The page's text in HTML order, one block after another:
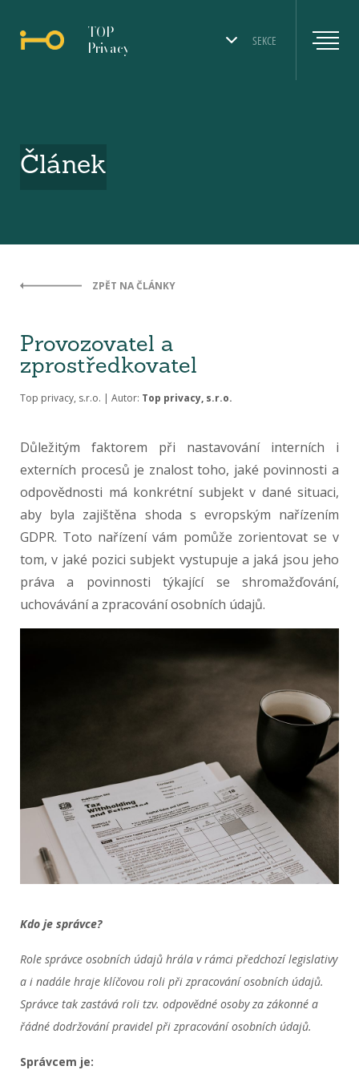
SEKCE
TOP
Privacy
Článek
ZPĚT NA ČLÁNKY
Provozovatel a
zprostředkovatel
Top privacy, s.r.o. | Autor: Top privacy, s.r.o.
Důležitým faktorem při nastavování interních i
externích procesů je znalost toho, jaké povinnosti a
odpovědnosti má konkrétní subjekt v dané situaci,
aby byla zajištěna shoda s evropským nařízením
GDPR. Toto nařízení vám pomůže zorientovat se v
tom, v jaké pozici subjekt vystupuje a jaká jsou jeho
práva a povinnosti týkající se shromažďování,
uchovávání a zpracování osobních údajů.
Kdo je správce?
Role správce osobních údajů hrála v rámci předchozí legislativy
a i nadále hraje klíčovou roli při zpracování osobních údajů.
Správce tak zastává roli tzv. odpovědné osoby za zákonné a
řádné dodržování pravidel při zpracování osobních údajů.
Správcem je: